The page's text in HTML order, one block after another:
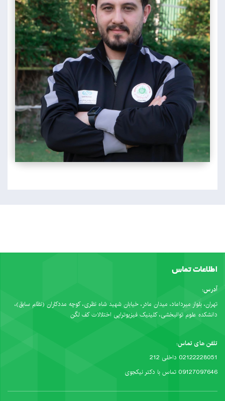
اطلاعات تماس
آدرس:
تهران، بلوار میرداماد، میدان مادر، خیابان شهید شاه نظری، کوچه مددکاران (نظام سابق)،
دانشکده علوم توانبخشی، کلینیک فیزیوتراپی اختلالات کف لگن
تلفن های تماس:
02122228051 داخلی 212
09127097646 تماس با دکتر نیکجوی